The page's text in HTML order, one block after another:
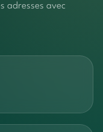
adresses avec